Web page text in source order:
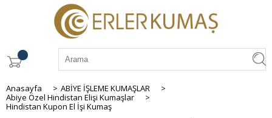
Anasayfa > ABİYE İŞLEME KUMAŞLAR
>
Abiye Özel Hindistan Elişi Kumaşlar
>
Hindistan Kupon El İşi Kumaş